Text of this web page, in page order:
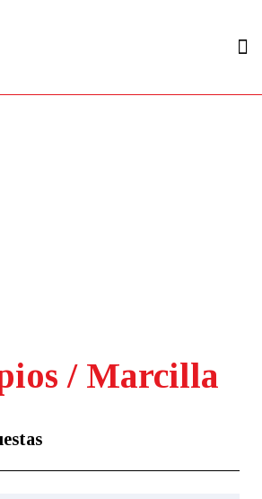
/ Marcilla